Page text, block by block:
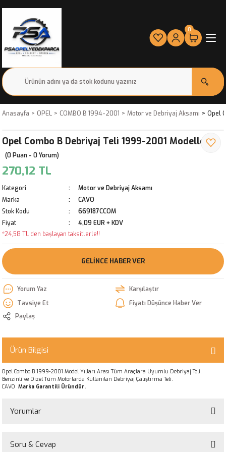
0
Anasayfa OPEL COMBO B 1994-2001 Motor ve Debriyaj Aksamı Opel
Opel Combo B Debriyaj Teli 1999-2001 Modeller
(0 Puan - 0 Yorum)
270,12 TL
Kategori
Motor ve Debriyaj Aksamı
Marka
CAVO
Stok Kodu
669187CCOM
Fiyat
4,09 EUR + KDV
*24,58 TL den başlayan taksitlerle!!
GELINCE HABER VER
Yorum Yaz
Karşılaştır
Tavsiye Et
Fiyatı Düşünce Haber Ver
Paylaş
Ürün Bilgisi
Opel Combo B 1999-2001 Model Yılları Arası Tüm Araçlara Uyumlu Debriyaj Teli.
Benzinli ve Dizel Tüm Motorlarda Kullanılan Debriyaj Çalıştırma Teli.
CAVO Marka Garantili Üründür.
Yorumlar
Soru & Cevap